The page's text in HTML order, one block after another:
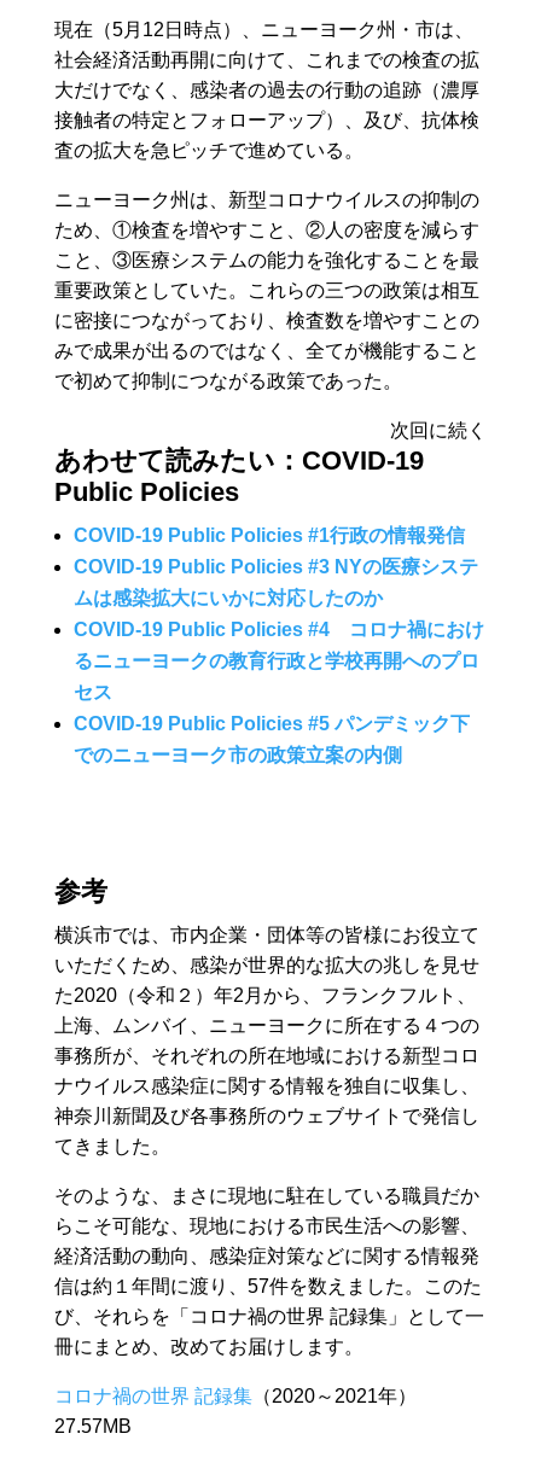
現在（5月12日時点）、ニューヨーク州・市は、
社会経済活動再開に向けて、これまでの検査の拡
大だけでなく、感染者の過去の行動の追跡（濃厚
接触者の特定とフォローアップ）、及び、抗体検
査の拡大を急ピッチで進めている。
ニューヨーク州は、新型コロナウイルスの抑制の
ため、①検査を増やすこと、②人の密度を減らす
こと、③医療システムの能力を強化することを最
重要政策としていた。これらの三つの政策は相互
に密接につながっており、検査数を増やすことの
みで成果が出るのではなく、全てが機能すること
で初めて抑制につながる政策であった。
次回に続く
あわせて読みたい：COVID-19
Public Policies
COVID-19 Public Policies #1行政の情報発信
COVID-19 Public Policies #3 NYの医療システ
ムは感染拡大にいかに対応したのか
COVID-19 Public Policies #4 コロナ禍におけ
るニューヨークの教育行政と学校再開へのプロ
セス
COVID-19 Public Policies #5 パンデミック下
でのニューヨーク市の政策立案の内側
参考
横浜市では、市内企業・団体等の皆様にお役立て
いただくため、感染が世界的な拡大の兆しを見せ
た2020（令和２）年2月から、フランクフルト、
上海、ムンバイ、ニューヨークに所在する４つの
事務所が、それぞれの所在地域における新型コロ
ナウイルス感染症に関する情報を独自に収集し、
神奈川新聞及び各事務所のウェブサイトで発信し
てきました。
そのような、まさに現地に駐在している職員だか
らこそ可能な、現地における市民生活への影響、
経済活動の動向、感染症対策などに関する情報発
信は約１年間に渡り、57件を数えました。このた
び、それらを「コロナ禍の世界 記録集」として一
冊にまとめ、改めてお届けします。
コロナ禍の世界 記録集（2020～2021年）
27.57MB